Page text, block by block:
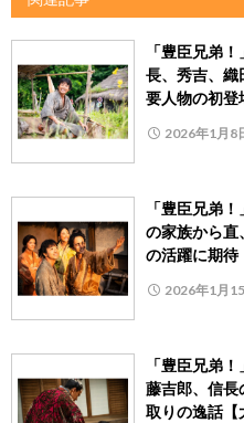
「豊臣兄弟
長、秀吉、
要人物の初登
2026年1月8
「豊臣兄弟
の家族から直
の活躍に期待
2026年1月
「豊臣兄弟
藤吉郎、信長
取りの逸話【